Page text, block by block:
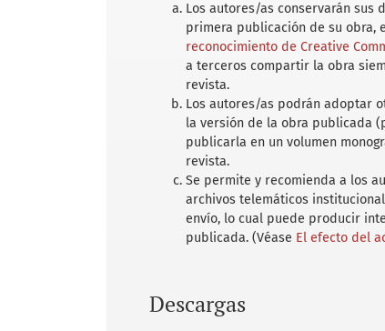
Los autores/as conservarán sus
primera publicación de su obra,
reconocimiento de Creative
a terceros compartir la obra
revista.
Los autores/as podrán adoptar
la versión de la obra publicada
publicarla en un volumen
revista.
Se permite y recomienda a los
archivos telemáticos
envío, lo cual puede producir
publicada. (Véase El efecto del
Descargas